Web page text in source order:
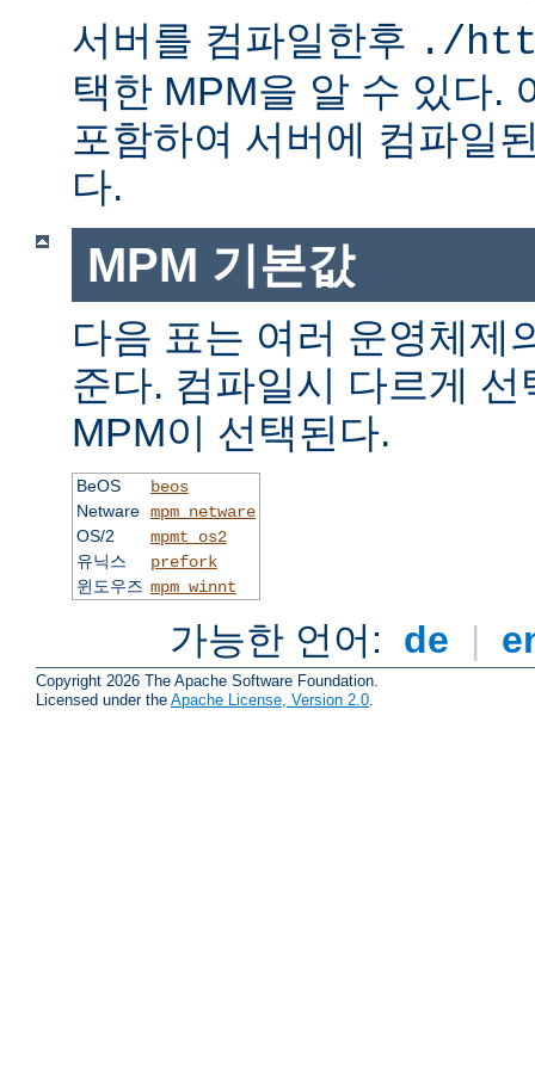
서버를 컴파일한후 ./
택한 MPM을 알 수 있다.
포함하여 서버에 컴파일
다.
MPM 기본값
다음 표는 여러 운영체제
준다. 컴파일시 다르게
MPM이 선택된다.
BeOS
beos
Netware mpm_netware
OS/2
mpmt_os2
유닉스
prefork
윈도우즈 mpm_winnt
가능한 언어: de |
Copyright 2026 The Apache Software Foundation.
Licensed under the Apache License, Version 2.0